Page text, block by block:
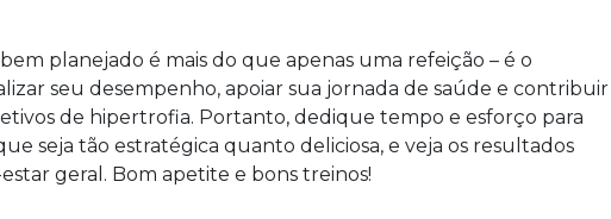
planejado é mais do que apenas uma refeição – é o
seu desempenho, apoiar sua jornada de saúde e contribuir
de hipertrofia. Portanto, dedique tempo e esforço para
seja tão estratégica quanto deliciosa, e veja os resultados
geral. Bom apetite e bons treinos!